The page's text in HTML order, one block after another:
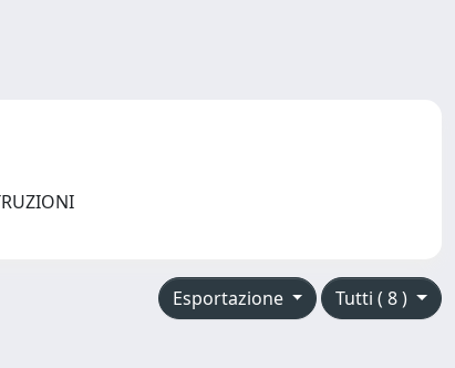
Tutti ( 8 )
Esportazione